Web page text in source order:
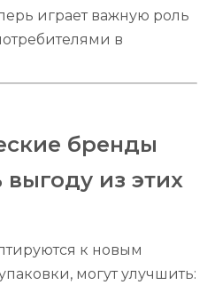
играет важную роль
в
бренды
выгоду из этих
к новым
могут улучшить: